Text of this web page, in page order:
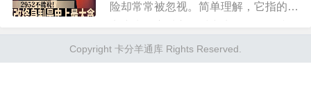
险却常常被忽视。简单理解，它指的是
允许顾客直接使用白条（信用卡的额
度）进行支付，并立即退回现金给顾...
Copyright 卡分羊通库 Rights Reserved.